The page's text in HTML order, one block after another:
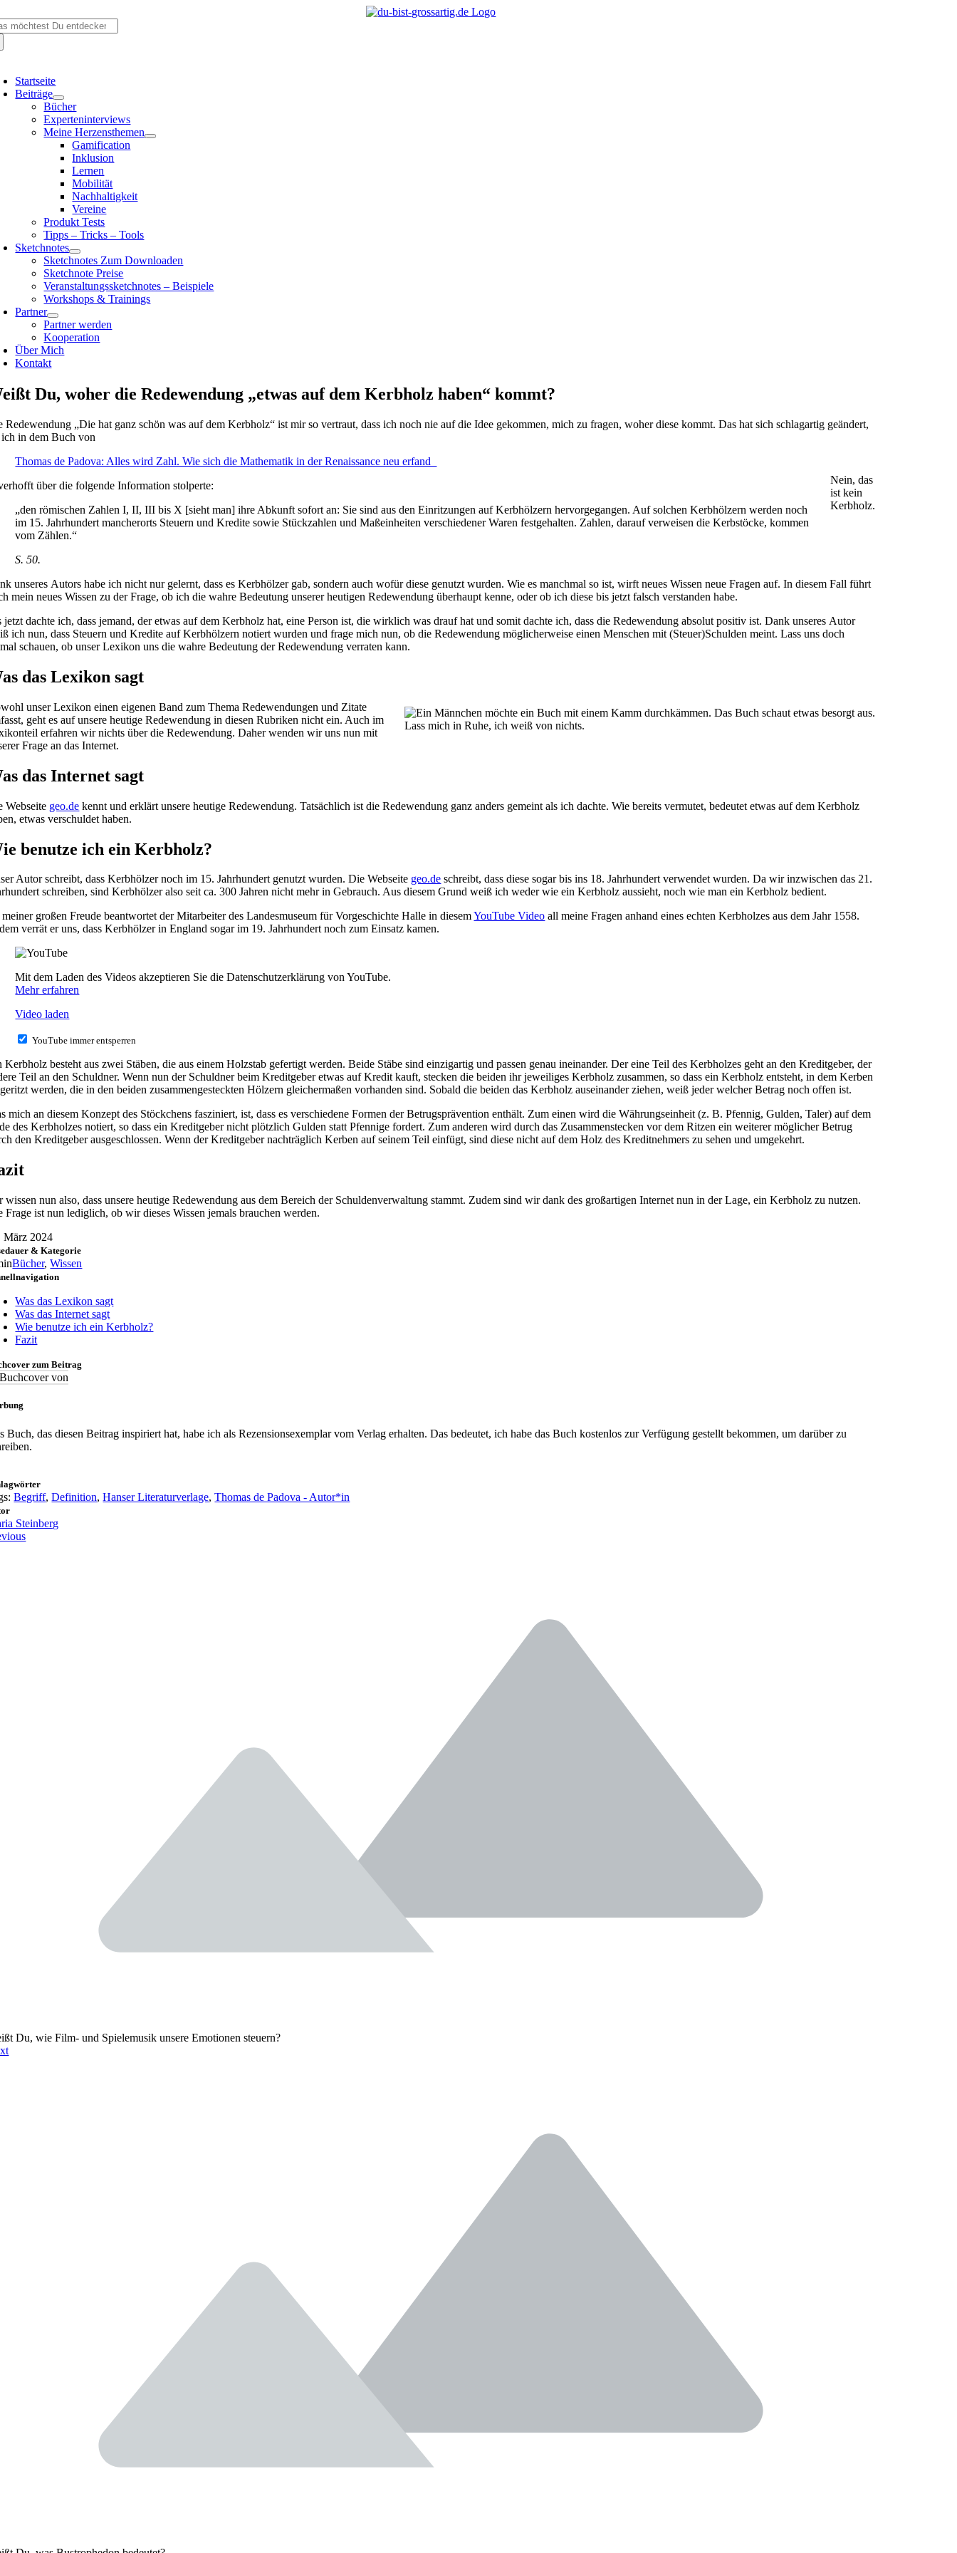
Inhalt
springen
Startseite
Beiträge
Bücher
Experteninterviews
Meine Herzensthemen
Gamification
Inklusion
Lernen
Mobilität
Nachhaltigkeit
Vereine
Produkt Tests
Tipps – Tricks – Tools
Sketchnotes
Sketchnotes Zum Downloaden
Sketchnote Preise
Veranstaltungssketchnotes – Beispiele
Workshops & Trainings
Partner
Partner werden
Kooperation
Über Mich
Kontakt
Du, woher die Redewendung „etwas auf dem Kerbholz haben“ kommt?
Redewendung „Die hat ganz schön was auf dem Kerbholz“ ist mir so vertraut, dass ich noch nie auf die Idee gekommen, mich zu fragen, woher diese kommt. Das hat sich schlagartig geändert,
ich in dem Buch von
Nein, das
ist kein
Kerbholz.
Thomas de Padova: Alles wird Zahl. Wie sich die Mathematik in der Renaissance neu erfand
über die folgende Information stolperte:
„den römischen Zahlen I, II, III bis X [sieht man] ihre Abkunft sofort an: Sie sind aus den Einritzungen auf Kerbhölzern hervorgegangen. Auf solchen Kerbhölzern werden noch
im 15. Jahrhundert mancherorts Steuern und Kredite sowie Stückzahlen und Maßeinheiten verschiedener Waren festgehalten. Zahlen, darauf verweisen die Kerbstöcke, kommen
vom Zählen.“
S. 50.
unseres Autors habe ich nicht nur gelernt, dass es Kerbhölzer gab, sondern auch wofür diese genutzt wurden. Wie es manchmal so ist, wirft neues Wissen neue Fragen auf. In diesem Fall führt
mein neues Wissen zu der Frage, ob ich die wahre Bedeutung unserer heutigen Redewendung überhaupt kenne, oder ob ich diese bis jetzt falsch verstanden habe.
jetzt dachte ich, dass jemand, der etwas auf dem Kerbholz hat, eine Person ist, die wirklich was drauf hat und somit dachte ich, dass die Redewendung absolut positiv ist. Dank unseres Autor
ich nun, dass Steuern und Kredite auf Kerbhölzern notiert wurden und frage mich nun, ob die Redewendung möglicherweise einen Menschen mit (Steuer)Schulden meint. Lass uns doch
schauen, ob unser Lexikon uns die wahre Bedeutung der Redewendung verraten kann.
das Lexikon sagt
Lass mich in Ruhe, ich weiß von nichts.
unser Lexikon einen eigenen Band zum Thema Redewendungen und Zitate
geht es auf unsere heutige Redewendung in diesen Rubriken nicht ein. Auch im
erfahren wir nichts über die Redewendung. Daher wenden wir uns nun mit
Frage an das Internet.
das Internet sagt
Webseite geo.de kennt und erklärt unsere heutige Redewendung. Tatsächlich ist die Redewendung ganz anders gemeint als ich dachte. Wie bereits vermutet, bedeutet etwas auf dem Kerbholz
etwas verschuldet haben.
benutze ich ein Kerbholz?
Autor schreibt, dass Kerbhölzer noch im 15. Jahrhundert genutzt wurden. Die Webseite geo.de schreibt, dass diese sogar bis ins 18. Jahrhundert verwendet wurden. Da wir inzwischen das 21.
schreiben, sind Kerbhölzer also seit ca. 300 Jahren nicht mehr in Gebrauch. Aus diesem Grund weiß ich weder wie ein Kerbholz aussieht, noch wie man ein Kerbholz bedient.
großen Freude beantwortet der Mitarbeiter des Landesmuseum für Vorgeschichte Halle in diesemYouTube Video all meine Fragen anhand eines echten Kerbholzes aus dem Jahr 1558.
verrät er uns, dass Kerbhölzer in England sogar im 19. Jahrhundert noch zum Einsatz kamen.
Mit dem Laden des Videos akzeptieren Sie die Datenschutzerklärung von YouTube.
Mehr erfahren
Video laden
YouTube immer entsperren
Kerbholz besteht aus zwei Stäben, die aus einem Holzstab gefertigt werden. Beide Stäbe sind einzigartig und passen genau ineinander. Der eine Teil des Kerbholzes geht an den Kreditgeber, der
Teil an den Schuldner. Wenn nun der Schuldner beim Kreditgeber etwas auf Kredit kauft, stecken die beiden ihr jeweiliges Kerbholz zusammen, so dass ein Kerbholz entsteht, in dem Kerben
werden, die in den beiden zusammengesteckten Hölzern gleichermaßen vorhanden sind. Sobald die beiden das Kerbholz auseinander ziehen, weiß jeder welcher Betrag noch offen ist.
mich an diesem Konzept des Stöckchens fasziniert, ist, dass es verschiedene Formen der Betrugsprävention enthält. Zum einen wird die Währungseinheit (z. B. Pfennig, Gulden, Taler) auf dem
des Kerbholzes notiert, so dass ein Kreditgeber nicht plötzlich Gulden statt Pfennige fordert. Zum anderen wird durch das Zusammenstecken vor dem Ritzen ein weiterer möglicher Betrug
den Kreditgeber ausgeschlossen. Wenn der Kreditgeber nachträglich Kerben auf seinem Teil einfügt, sind diese nicht auf dem Holz des Kreditnehmers zu sehen und umgekehrt.
wissen nun also, dass unsere heutige Redewendung aus dem Bereich der Schuldenverwaltung stammt. Zudem sind wir dank des großartigen Internet nun in der Lage, ein Kerbholz zu nutzen.
Frage ist nun lediglich, ob wir dieses Wissen jemals brauchen werden.
März 2024
& Kategorie
Bücher,Wissen
Was das Lexikon sagt
Was das Internet sagt
Wie benutze ich ein Kerbholz?
Fazit
zum Beitrag
Buch, das diesen Beitrag inspiriert hat, habe ich als Rezensionsexemplar vom Verlag erhalten. Das bedeutet, ich habe das Buch kostenlos zur Verfügung gestellt bekommen, um darüber zu
Begriff,Definition,Hanser Literaturverlage,Thomas de Padova - Autor*in
Steinberg
Du, wie Film- und Spielemusik unsere Emotionen steuern?